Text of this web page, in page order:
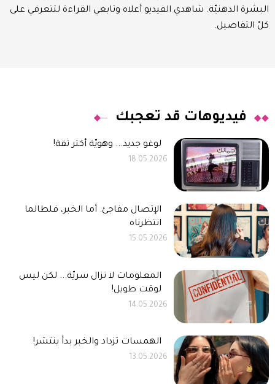
البشرة الدهنيّة. شاهدي الفيديو أعلاه وتابعي القراءة لتتعرفي على
كلّ التفاصيل.
فيديوهات قد تعجبك
لوغو جديد... وهويّة أكثر ثقة!
18.05.2026
الإتصال مفاجئ. أما الخبر، فلطالما
انتظرناه
15.05.2026
المعلومات لا تزال سريّة... لكن ليس
لوقت طويل!
14.05.2026
الهمسات تزداد والخبر بدأ ينتشر!
13.05.2026